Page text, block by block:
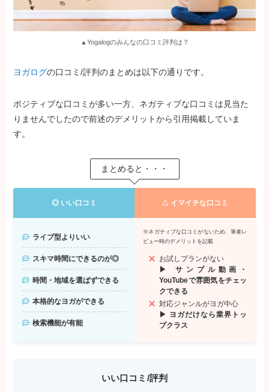
▲Yogalogのみんなの口コミ評判は？
ヨガログの口コミ/評判のまとめは以下の通りです。
ポジティブな口コミが多い一方、ネガティブな口コミは見当た
りませんでしたので前述のデメリットから引用掲載していま
す。
まとめると・・・
◎ いい口コミ △ イマイチな口コミ
ライブ型よりいい
スキマ時間にできるのが◎
時間・地域を選ばずできる
本格的なヨガができる
検索機能が有能
※ネガティブな口コミがないため、筆者レ
ビュー時のデメリットを記載
お試しプランがない
▶ サンプル動画・
YouTubeで雰囲気をチェッ
クできる
対応ジャンルがヨガ中心
▶ ヨガだけなら業界トッ
プクラス
いい口コミ/評判